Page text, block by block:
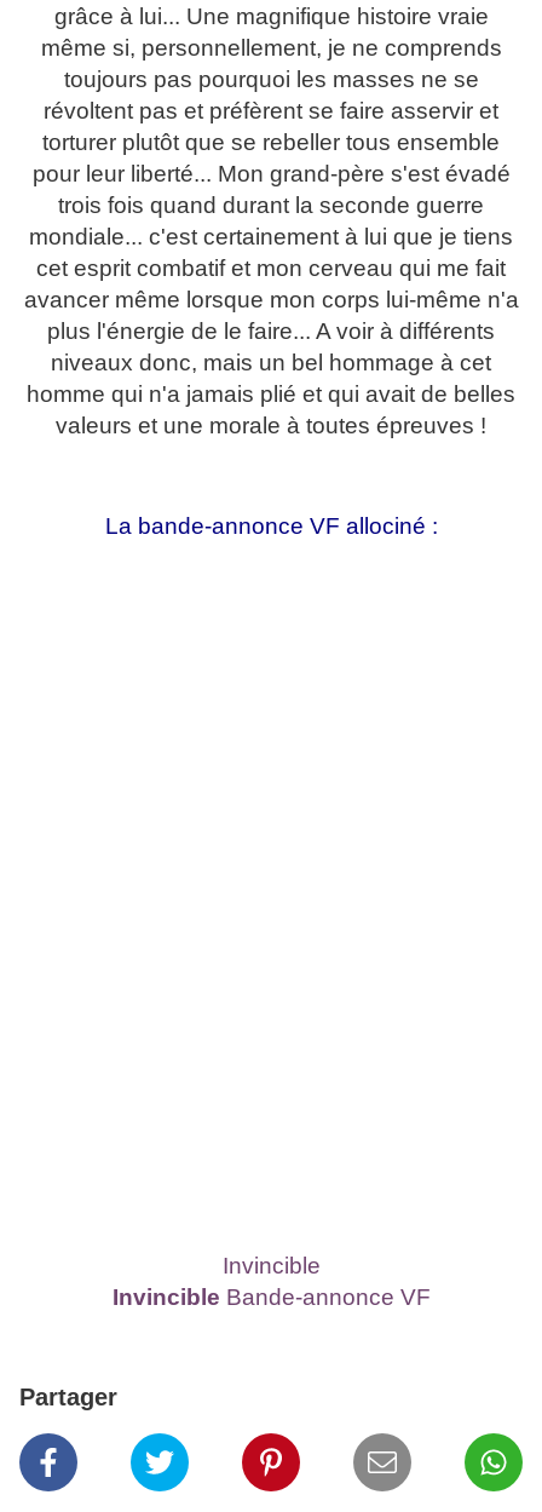
grâce à lui... Une magnifique histoire vraie
même si, personnellement, je ne comprends
toujours pas pourquoi les masses ne se
révoltent pas et préfèrent se faire asservir et
torturer plutôt que se rebeller tous ensemble
pour leur liberté... Mon grand-père s'est évadé
trois fois quand durant la seconde guerre
mondiale... c'est certainement à lui que je tiens
cet esprit combatif et mon cerveau qui me fait
avancer même lorsque mon corps lui-même n'a
plus l'énergie de le faire... A voir à différents
niveaux donc, mais un bel hommage à cet
homme qui n'a jamais plié et qui avait de belles
valeurs et une morale à toutes épreuves !
La bande-annonce VF allociné :
Invincible
Invincible Bande-annonce VF
Partager